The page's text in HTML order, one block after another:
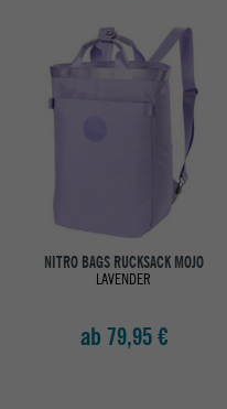
NITRO BAGS RUCKSACK MOJO
LAVENDER
ab 79,95 €